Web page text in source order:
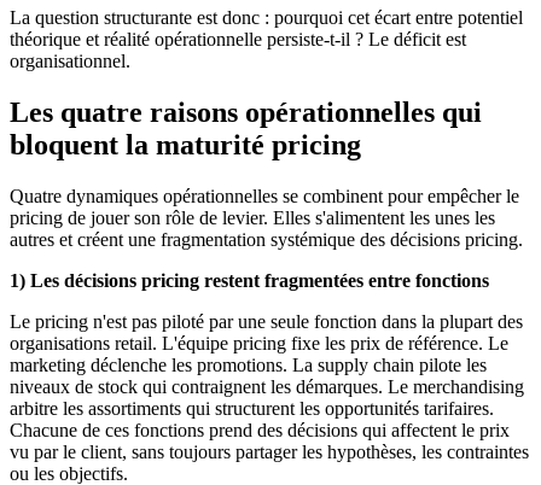
La question structurante est donc : pourquoi cet écart entre potentiel
théorique et réalité opérationnelle persiste-t-il ? Le déficit est
organisationnel.
Les quatre raisons opérationnelles qui
bloquent la maturité pricing
Quatre dynamiques opérationnelles se combinent pour empêcher le
pricing de jouer son rôle de levier. Elles s'alimentent les unes les
autres et créent une fragmentation systémique des décisions pricing.
1) Les décisions pricing restent fragmentées entre fonctions
Le pricing n'est pas piloté par une seule fonction dans la plupart des
organisations retail. L'équipe pricing fixe les prix de référence. Le
marketing déclenche les promotions. La supply chain pilote les
niveaux de stock qui contraignent les démarques. Le merchandising
arbitre les assortiments qui structurent les opportunités tarifaires.
Chacune de ces fonctions prend des décisions qui affectent le prix
vu par le client, sans toujours partager les hypothèses, les contraintes
ou les objectifs.